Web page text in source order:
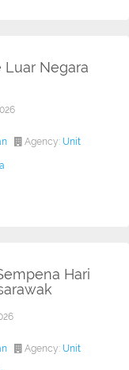
Luar Negara
Agency: Unit
Hari
Agency: Unit